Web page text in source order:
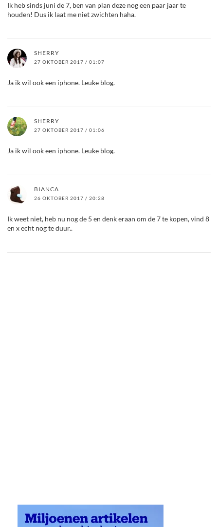
Ik heb sinds juni de 7, ben van plan deze nog een paar jaar te
houden! Dus ik laat me niet zwichten haha.
SHERRY
27 OKTOBER 2017 / 01:07
Ja ik wil ook een iphone. Leuke blog.
SHERRY
27 OKTOBER 2017 / 01:06
Ja ik wil ook een iphone. Leuke blog.
BIANCA
26 OKTOBER 2017 / 20:28
Ik weet niet, heb nu nog de 5 en denk eraan om de 7 te kopen, vind 8
en x echt nog te duur..